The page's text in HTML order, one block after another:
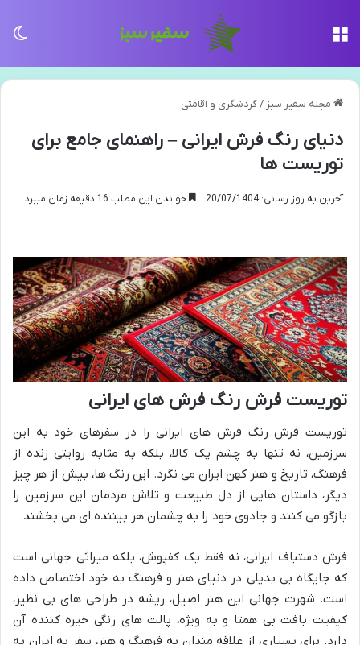
مجله سفیر سبز /گردشگری و اقامتی
دنیای رنگ فرش ایرانی – راهنمای جامع برای
توریست ها
آخرین به روز رسانی: 20/07/1404 خواندن این مطلب 16 دقیقه زمان میبرد
توریست فرش رنگ فرش های ایرانی
توریست فرش رنگ فرش های ایرانی را در سفرهای خود به این
سرزمین، نه تنها به چشم یک کالا، بلکه به مثابه روایتی زنده از
فرهنگ، تاریخ و هنر کهن ایران می نگرد. این رنگ ها، بیش از هر چیز
دیگر، داستان هایی از دل طبیعت و تلاش مردمان این سرزمین را
بازگو می کنند و جادوی خود را به چشمان هر بیننده ای می بخشند.
فرش دستباف ایرانی، نه فقط یک کفپوش، بلکه میراثی جهانی است
که جایگاه بی بدیلی در دنیای هنر و فرهنگ به خود اختصاص داده
است. شهرت جهانی این هنر اصیل، ریشه در طراحی های بی نظیر،
کیفیت بافت بی همتا و به ویژه، پالت های رنگی خیره کننده آن
دارد. برای بسیاری از علاقه مندان به فرهنگ و هنر، سفر به ایران به